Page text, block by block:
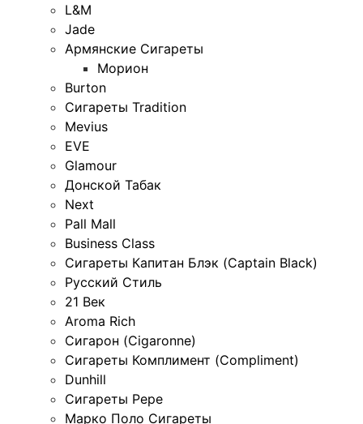
L&M
Jade
Армянские Сигареты
Морион
Burton
Сигареты Tradition
Mevius
EVE
Glamour
Донской Табак
Next
Pall Mall
Business Class
Сигареты Капитан Блэк (Captain Black)
Русский Стиль
21 Век
Aroma Rich
Сигарон (Cigaronne)
Сигареты Комплимент (Compliment)
Dunhill
Сигареты Pepe
Марко Поло Сигареты